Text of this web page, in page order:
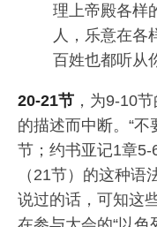
理上帝殿各样
人，乐意在各
百姓也都听从
20-21节 ，为9-10
的描述而中断。“
节；约书亚记1章5-
（21节）的这种语
说过的话，可知这